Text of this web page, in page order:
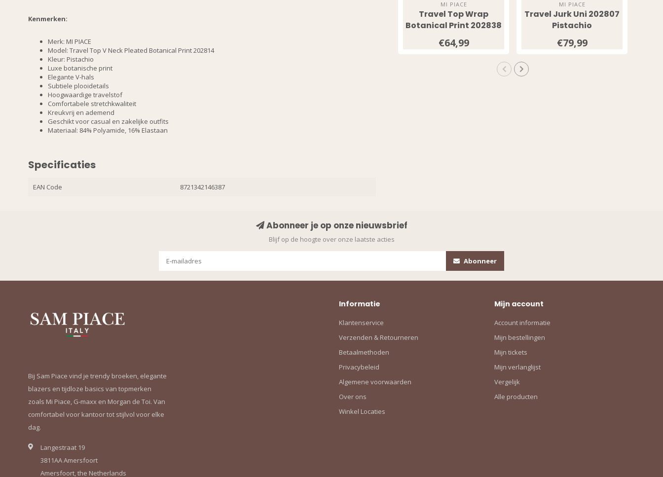
Kenmerken:
Merk: MI PIACE
Model: Travel Top V Neck Pleated Botanical Print 202814
Kleur: Pistachio
Luxe botanische print
Elegante V-hals
Subtiele plooidetails
Hoogwaardige travelstof
Comfortabele stretchkwaliteit
Kreukvrij en ademend
Geschikt voor casual en zakelijke outfits
Materiaal: 84% Polyamide, 16% Elastaan
Specificaties
EAN Code 8721342146387
MI PIACE
Travel Top Wrap
Botanical Print 202838
Pistachio
€64,99
MI PIACE
Travel Jurk Uni 202807
Pistachio
€79,99
Abonneer je op onze nieuwsbrief
Blijf op de hoogte over onze laatste acties
Abonneer
Bij Sam Piace vind je trendy broeken, elegante
blazers en tijdloze basics van topmerken
zoals Mi Piace, G-maxx en Morgan de Toi. Van
comfortabel voor kantoor tot stijlvol voor elke
dag.
Langestraat 19
3811AA Amersfoort
Amersfoort, the Netherlands
Informatie
Klantenservice
Verzenden & Retourneren
Betaalmethoden
Privacybeleid
Algemene voorwaarden
Over ons
Winkel Locaties
Mijn account
Account informatie
Mijn bestellingen
Mijn tickets
Mijn verlanglijst
Vergelijk
Alle producten